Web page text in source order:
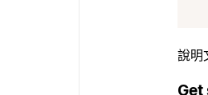
說明